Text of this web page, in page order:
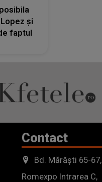
și
faptul
Contact
Bd. Mărăști 65-67,
Romexpo Intrarea C,